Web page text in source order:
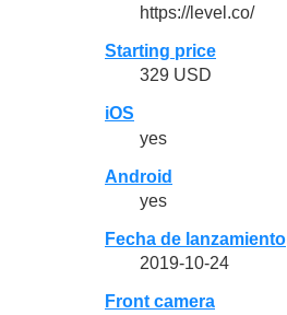
https://level.co/
Starting price
329 USD
iOS
yes
Android
yes
Fecha de lanzamiento
2019-10-24
Front camera